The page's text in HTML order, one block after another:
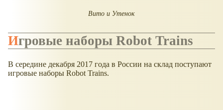
Вито и Утенок
Игровые наборы Robot Trains
В середине декабря 2017 года в России на склад поступают
игровые наборы Robot Trains.